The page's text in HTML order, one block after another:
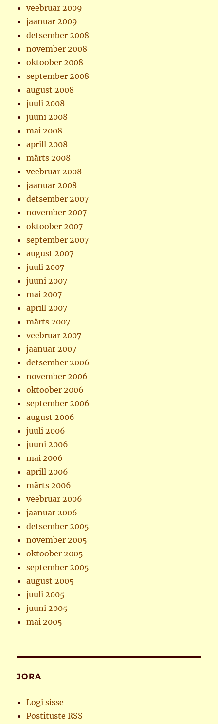
veebruar 2009
jaanuar 2009
detsember 2008
november 2008
oktoober 2008
september 2008
august 2008
juuli 2008
juuni 2008
mai 2008
aprill 2008
märts 2008
veebruar 2008
jaanuar 2008
detsember 2007
november 2007
oktoober 2007
september 2007
august 2007
juuli 2007
juuni 2007
mai 2007
aprill 2007
märts 2007
veebruar 2007
jaanuar 2007
detsember 2006
november 2006
oktoober 2006
september 2006
august 2006
juuli 2006
juuni 2006
mai 2006
aprill 2006
märts 2006
veebruar 2006
jaanuar 2006
detsember 2005
november 2005
oktoober 2005
september 2005
august 2005
juuli 2005
juuni 2005
mai 2005
JORA
Logi sisse
Postituste RSS